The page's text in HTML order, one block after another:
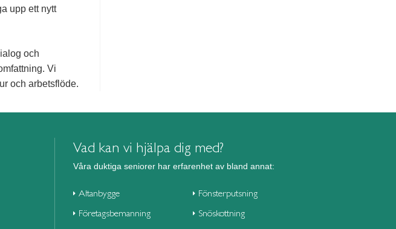
upp ett nytt
och
Vi
och arbetsflöde.
Vad kan vi hjälpa dig med?
Våra duktiga seniorer har erfarenhet av bland annat:
Altanbygge
Företagsbemanning
Fönsterputsning
Snöskottning